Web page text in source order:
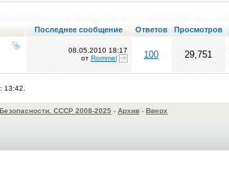
Последнее сообщение Ответов Просмотров
08.05.2010 18:17
от Rommel 100 29,751
13:42
СССР 2008-2025 - Архив - Вверх